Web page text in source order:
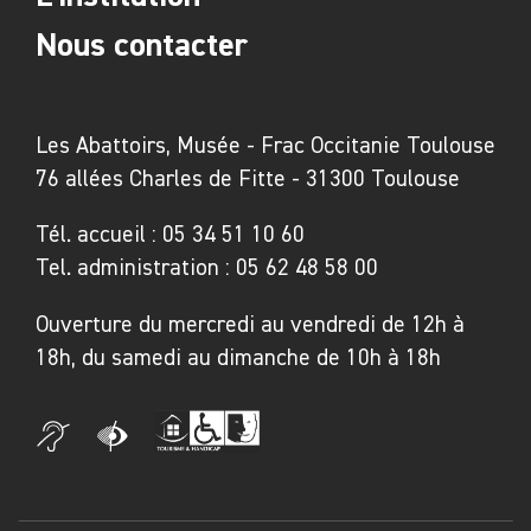
étudiants viennent aussi bien y travailler
question du livre d'artiste. Les échanges entre
les deux structures, l'une renvoyant à l'autre,
autour de ces notions s'installent. Ils
permettent aux étudiants de poursuivre leurs
recherches amorcées au sein de l'atelier de
sérigraphie des beaux-arts, de créer un lien
public et pour ce dernier une rencontre avec le
livre d'artiste « requestionné ».
Lieu de conservation et de monstration d'une
Les Abattoirs, Musée - Frac Occitanie Toulouse
76 allées Charles de Fitte - 31300 Toulouse
Tél. accueil : 05 34 51 10 60
Tel. administration : 05 62 48 58 00
Ouverture du mercredi au vendredi de 12h à
18h, du samedi au dimanche de 10h à 18h
Nous contacter